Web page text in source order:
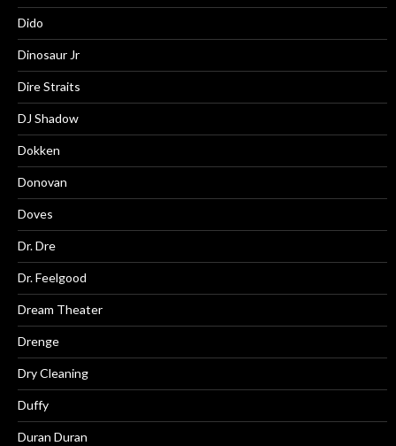
Dido
Dinosaur Jr
Dire Straits
DJ Shadow
Dokken
Donovan
Doves
Dr. Dre
Dr. Feelgood
Dream Theater
Drenge
Dry Cleaning
Duffy
Duran Duran